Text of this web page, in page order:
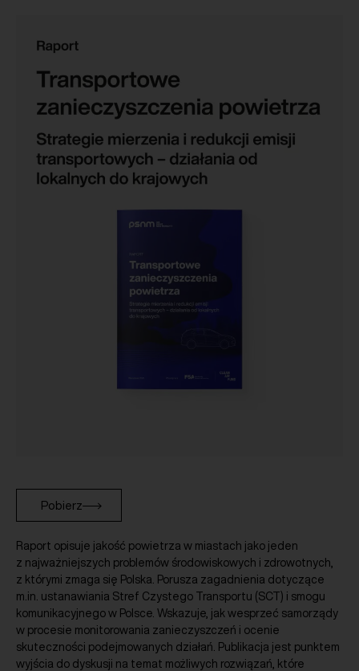
Pobierz
Raport opisuje jakość powietrza w miastach jako jeden
z najważniejszych problemów środowiskowych i zdrowotnych,
z którymi zmaga się Polska. Porusza zagadnienia dotyczące
m.in. ustanawiania Stref Czystego Transportu (SCT) i smogu
komunikacyjnego w Polsce. Wskazuje, jak wesprzeć samorządy
w procesie monitorowania zanieczyszczeń i ocenie
skuteczności podejmowanych działań. Publikacja jest punktem
wyjścia do dyskusji na temat możliwych rozwiązań, które